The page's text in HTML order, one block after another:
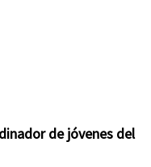
de jóvenes del